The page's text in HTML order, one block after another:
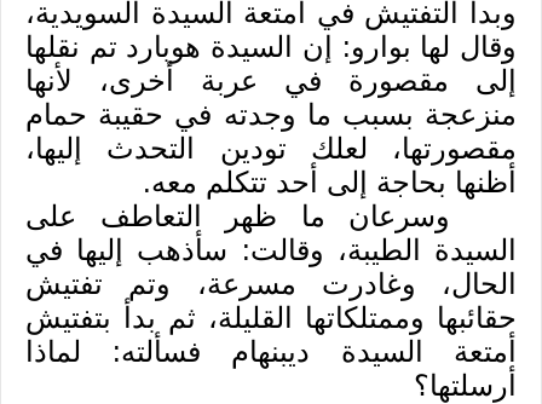
وبدأ التفتيش في أمتعة السيدة السويدية،
وقال لها بوارو: إن السيدة هوبارد تم نقلها
إلى مقصورة في عربة أخرى، لأنها
منزعجة بسبب ما وجدته في حقيبة حمام
مقصورتها، لعلك تودين التحدث إليها،
أظنها بحاجة إلى أحد تتكلم معه.
وسرعان ما ظهر التعاطف على
السيدة الطيبة، وقالت: سأذهب إليها في
الحال، وغادرت مسرعة، وتم تفتيش
حقائبها وممتلكاتها القليلة، ثم بدأ بتفتيش
أمتعة السيدة ديبنهام فسألته: لماذا
أرسلتها؟